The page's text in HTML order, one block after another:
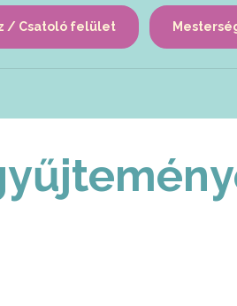
/ Csatoló felület